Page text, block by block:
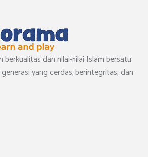
berkualitas dan nilai-nilai Islam bersatu
yang cerdas, berintegritas, dan